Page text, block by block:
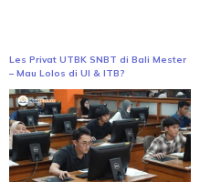
Les Privat UTBK SNBT di Bali Mester
– Mau Lolos di UI & ITB?